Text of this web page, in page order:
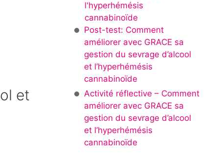
et
l'hyperhémésis
cannabinoïde
Post-test: Comment
améliorer avec GRACE sa
gestion du sevrage d’alcool
et l’hyperhémésis
cannabinoïde
Activité réflective – Comment
améliorer avec GRACE sa
gestion du sevrage d’alcool
et l’hyperhémésis
cannabinoïde